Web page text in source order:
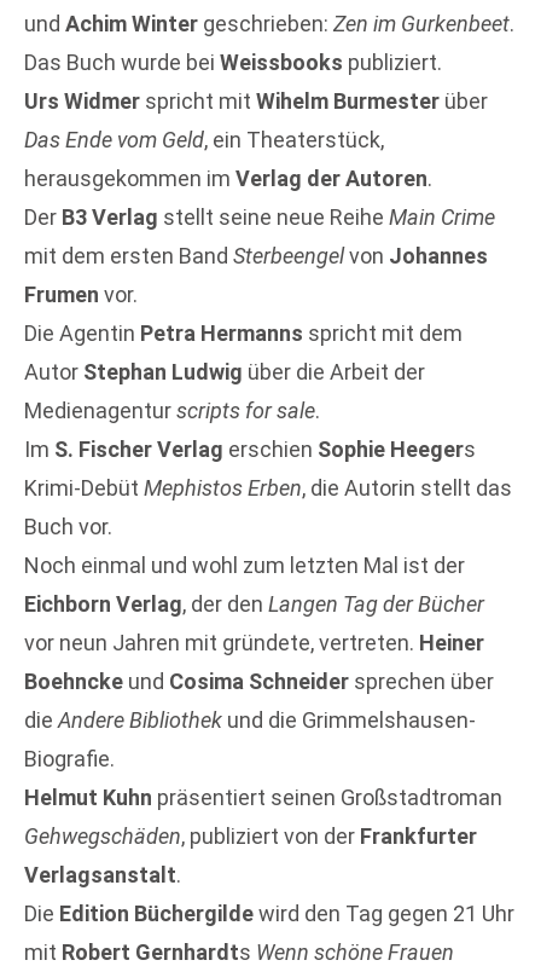
und Achim Winter geschrieben: Zen im Gurkenbeet.
Das Buch wurde bei Weissbooks publiziert.
Urs Widmer spricht mit Wihelm Burmester über
Das Ende vom Geld, ein Theaterstück,
herausgekommen im Verlag der Autoren.
Der B3 Verlag stellt seine neue Reihe Main Crime
mit dem ersten Band Sterbeengelvon Johannes
Frumen vor.
Die Agentin Petra Hermanns spricht mit dem
Autor Stephan Ludwig über die Arbeit der
Medienagenturscripts for sale.
Im S. Fischer Verlag erschien Sophie Heegers
Krimi-Debüt Mephistos Erben, die Autorin stellt das
Buch vor.
Noch einmal und wohl zum letzten Mal ist der
Eichborn Verlag, der den Langen Tag der Bücher
vor neun Jahren mit gründete, vertreten. Heiner
Boehncke und Cosima Schneider sprechen über
die Andere Bibliothek und die Grimmelshausen-
Biografie.
Helmut Kuhn präsentiert seinen Großstadtroman
Gehwegschäden, publiziert von der Frankfurter
Verlagsanstalt.
Die Edition Büchergildewird den Tag gegen 21 Uhr
mit Robert Gernhardts Wenn schöne Frauen